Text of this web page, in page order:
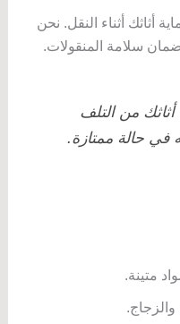
أثاثك أثناء النقل. نحن
سلامة المنقولات.
من التلف
في حالة ممتازة.
متينة.
والزجاج.